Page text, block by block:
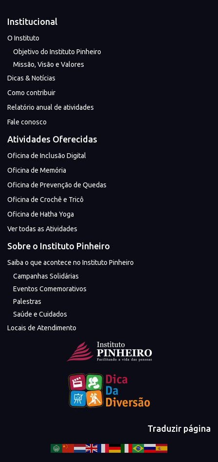
Institucional
O Instituto
Objetivo do Instituto Pinheiro
Missão, Visão e Valores
Dicas & Notícias
Como contribuir
Relatório anual de atividades
Fale conosco
Atividades Oferecidas
Oficina de Inclusão Digital
Oficina de Memória
Oficina de Prevenção de Quedas
Oficina de Crochê e Tricô
Oficina de Hatha Yoga
Ver todas as Atividades
Sobre o Instituto Pinheiro
Saiba o que acontece no Instituto Pinheiro
Campanhas Solidárias
Eventos Comemorativos
Palestras
Saúde e Cuidados
Locais de Atendimento
Traduzir página